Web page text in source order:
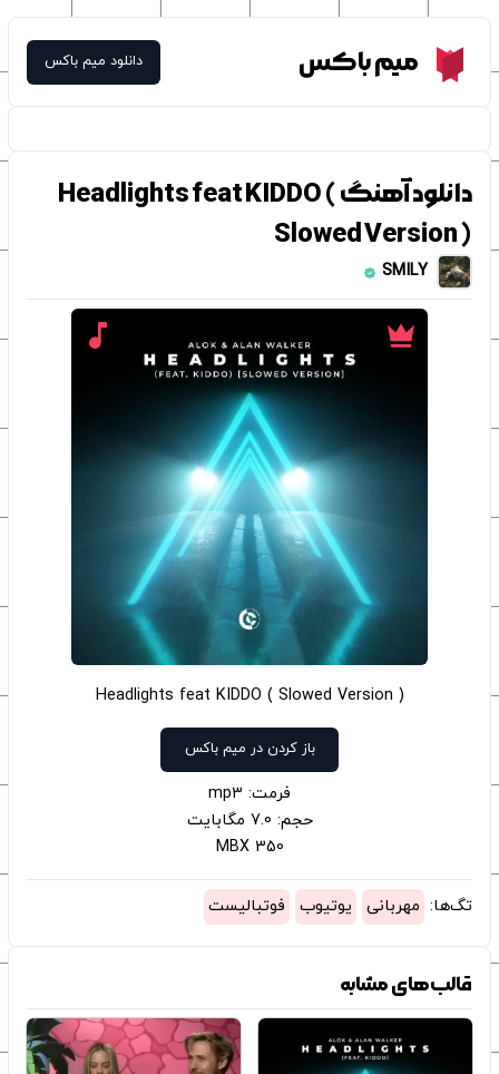
Meme Boxمیم باکس دانلود میم باکس
دانلود آهنگ Headlights feat KIDDO (
Slowed Version )
SMILY
Headlights feat KIDDO ( Slowed Version )
باز کردن در میم باکس
فرمت: mp3
حجم: 7.0 مگابایت
350 MBX
تگ‌ها: مهربانی یوتیوب فوتبالیست
قالب‌های مشابه